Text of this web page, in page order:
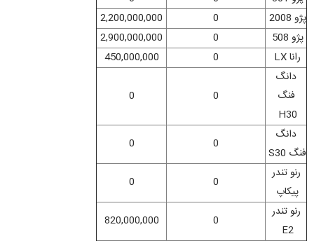
پژو 2008
0
2,200,000,000
پژو 508
0
2,900,000,000
رانا LX
0
450,000,000
دانگ
فنگ
H30
0
0
دانگ
فنگ S30
0
0
رنو تندر
پیکاپ
0
0
رنو تندر
E2
0
820,000,000